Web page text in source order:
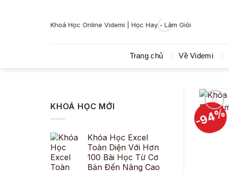
Khoá Học Online Videmi | Học Hay - Làm Giỏi
Trang chủ Về Videmi
KHOÁ HỌC MỚI
Khóa Học Excel
Toàn Diện Với Hơn
100 Bài Học Từ Cơ
Bản Đến Nâng Cao
-94%